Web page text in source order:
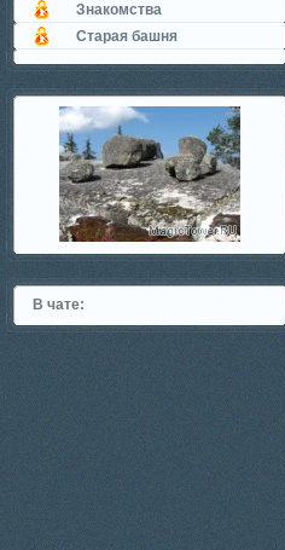
Знакомства
Старая башня
В чате: